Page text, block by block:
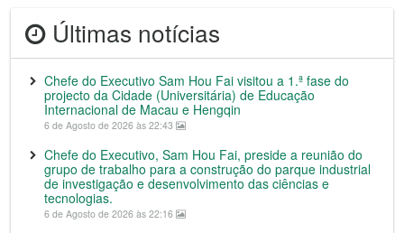
Últimas notícias
Chefe do Executivo Sam Hou Fai visitou a 1.ª fase do
projecto da Cidade (Universitária) de Educação
Internacional de Macau e Hengqin
6 de Agosto de 2026 às 22:43
Chefe do Executivo, Sam Hou Fai, preside a reunião do
grupo de trabalho para a construção do parque industrial
de investigação e desenvolvimento das ciências e
tecnologias.
6 de Agosto de 2026 às 22:16